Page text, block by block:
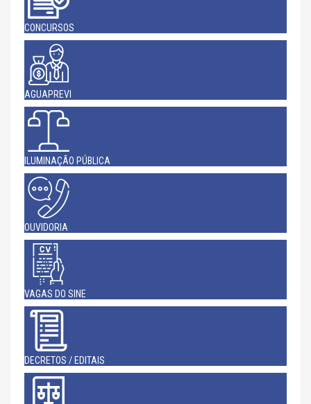
CONCURSOS
AGUAPREVI
ILUMINAÇÃO PÚBLICA
OUVIDORIA
VAGAS DO SINE
DECRETOS / EDITAIS